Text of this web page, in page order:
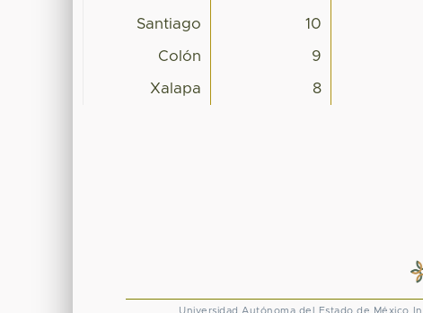
Santiago 10
Colón 9
Xalapa 8
Universidad Autónoma del Estado de México